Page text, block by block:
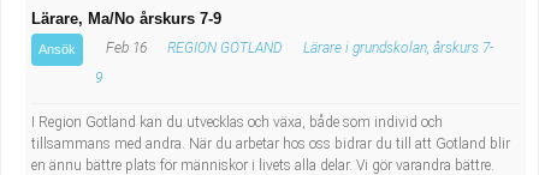
Lärare, Ma/No årskurs 7-9
Ansök Feb 16 REGION GOTLAND
Lärare i grundskolan, årskurs 7-
9
I Region Gotland kan du utvecklas och växa, både som individ och
tillsammans med andra. När du arbetar hos oss bidrar du till att Gotland blir
en ännu bättre plats för människor i livets alla delar. Vi gör varandra bättre.